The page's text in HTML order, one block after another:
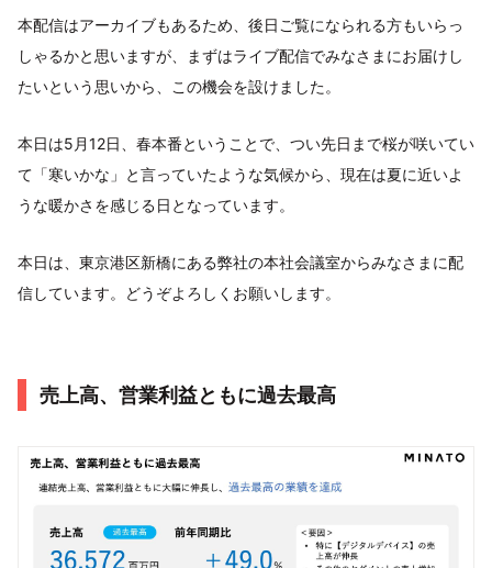
本配信はアーカイブもあるため、後日ご覧になられる方もいらっ
しゃるかと思いますが、まずはライブ配信でみなさまにお届けし
たいという思いから、この機会を設けました。
本日は5月12日、春本番ということで、つい先日まで桜が咲いてい
て「寒いかな」と言っていたような気候から、現在は夏に近いよ
うな暖かさを感じる日となっています。
本日は、東京港区新橋にある弊社の本社会議室からみなさまに配
信しています。どうぞよろしくお願いします。
売上高、営業利益ともに過去最高